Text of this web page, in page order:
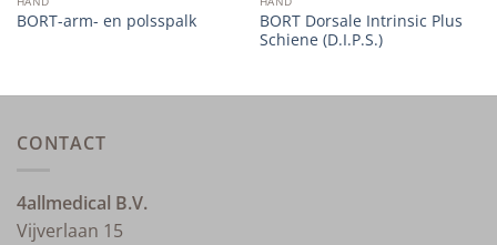
BORT-arm- en polsspalk
BORT Dorsale Intrinsic Plus
Schiene (D.I.P.S.)
CONTACT
4allmedical B.V.
Vijverlaan 15